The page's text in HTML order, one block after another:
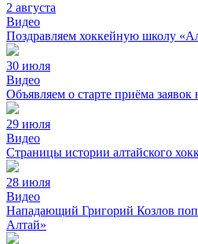
2 августа
Видео
Поздравляем хоккейную школу
30 июля
Видео
Объявляем о старте приёма
29 июля
Видео
Страницы истории алтайского
28 июля
Видео
Нападающий Григорий Козлов
Алтай»